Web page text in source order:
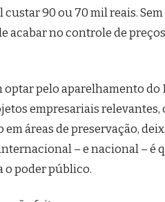
90 ou 70 mil reais. Sem
acabar no controle de
pelo aparelhamento do
empresariais relevantes,
áreas de preservação,
– e nacional – é
o poder público.